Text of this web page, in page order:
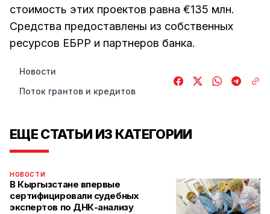
стоимость этих проектов равна €135 млн.
Средства предоставлены из собственных
ресурсов ЕБРР и партнеров банка.
Новости
Поток грантов и кредитов
ЕЩЕ СТАТЬИ ИЗ КАТЕГОРИИ
НОВОСТИ
В Кыргызстане впервые
сертифицировали судебных
экспертов по ДНК-анализу